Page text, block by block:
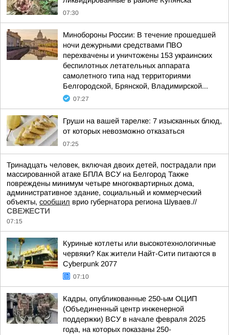
07:30
Минобороны России: В течение прошедшей
ночи дежурными средствами ПВО
перехвачены и уничтожены 153 украинских
беспилотных летательных аппарата
самолетного типа над территориями
Белгородской, Брянской, Владимирской...
07:27
Груши на вашей тарелке: 7 изысканных блюд,
от которых невозможно отказаться
07:25
Тринадцать человек, включая двоих детей, пострадали при
массированной атаке БПЛА ВСУ на Белгород Также
повреждены минимум четыре многоквартирных дома,
административное здание, социальный и коммерческий
объекты, сообщил врио губернатора региона Шуваев.//
СВЕЖЕСТИ
07:15
Куриные котлеты или высокотехнологичные
червяки? Как жители Найт-Сити питаются в
Cyberpunk 2077
07:10
Кадры, опубликованные 250-ым ОЦИП
(Объединенный центр инженерной
поддержки) ВСУ в начале февраля 2025
года, на которых показаны 250-